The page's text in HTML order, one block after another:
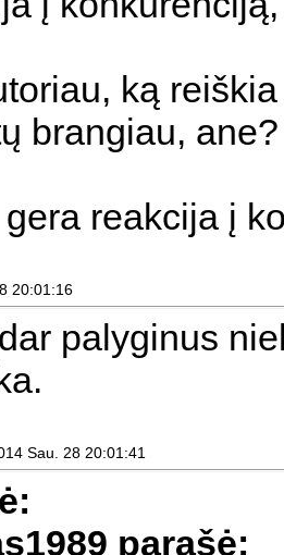
ką
brangiau, ane?
reakcija į
20:01:16
palyginus
Sau. 28 20:01:41
parašė: